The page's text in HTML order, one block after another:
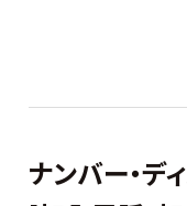
ナンバー・デ